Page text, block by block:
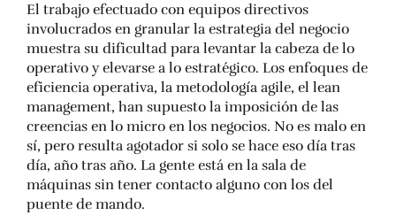
El trabajo efectuado con equipos directivos
involucrados en granular la estrategia del negocio
muestra su dificultad para levantar la cabeza de lo
operativo y elevarse a lo estratégico. Los enfoques de
eficiencia operativa, la metodología agile, el lean
management, han supuesto la imposición de las
creencias en lo micro en los negocios. No es malo en
sí, pero resulta agotador si solo se hace eso día tras
día, año tras año. La gente está en la sala de
máquinas sin tener contacto alguno con los del
puente de mando.